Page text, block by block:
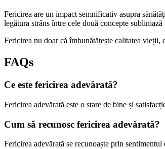
Fericirea are un impact semnificativ asupra
legătura strâns între cele două concepte
Fericirea nu doar că îmbunătățește calitatea
FAQs
Ce este fericirea adevărată?
Fericirea adevărată este o stare de bine și
Cum să recunosc fericirea adevărată?
Fericirea adevărată se recunoaște prin